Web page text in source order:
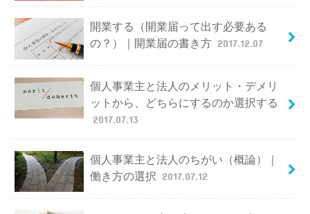
開業する（開業届って出す必要ある
の？）｜開業届の書き方 2017.12.07
個人事業主と法人のメリット・デメリ
ットから、どちらにするのか選択する
2017.07.13
個人事業主と法人のちがい（概論）｜
働き方の選択 2017.07.12